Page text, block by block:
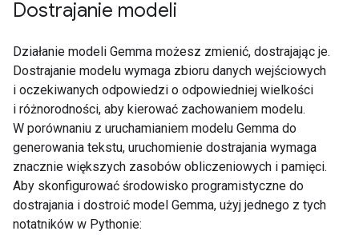
Dostrajanie modeli
Działanie modeli Gemma możesz zmienić, dostrajając je.
Dostrajanie modelu wymaga zbioru danych wejściowych
i oczekiwanych odpowiedzi o odpowiedniej wielkości
i różnorodności, aby kierować zachowaniem modelu.
W porównaniu z uruchamianiem modelu Gemma do
generowania tekstu, uruchomienie dostrajania wymaga
znacznie większych zasobów obliczeniowych i pamięci.
Aby skonfigurować środowisko programistyczne do
dostrajania i dostroić model Gemma, użyj jednego z tych
notatników w Pythonie: